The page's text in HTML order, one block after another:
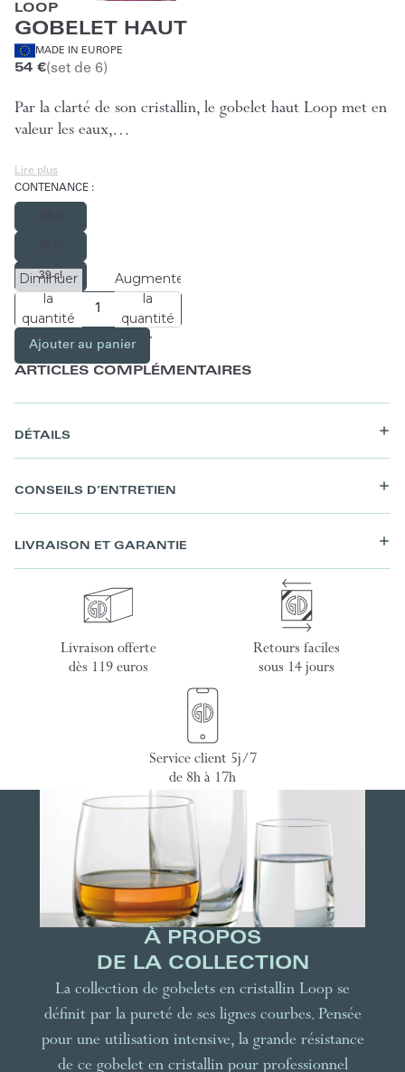
LOOP
GOBELET HAUT
MADE IN EUROPE
54 €(set de 6)
Par la clarté de son cristallin, le gobelet haut Loop met en
valeur les eaux,…
Lire plus
CONTENANCE :
39 cl
Diminuer
la
quantité
Augmenter
la
quantité
Ajouter au panier
ARTICLES COMPLÉMENTAIRES
DÉTAILS
CONSEILS D’ENTRETIEN
LIVRAISON ET GARANTIE
Livraison offerte
dès 119 euros
Retours faciles
sous 14 jours
Service client 5j/7
de 8h à 17h
À PROPOS
DE LA COLLECTION
La collection de gobelets en cristallin Loop se
définit par la pureté de ses lignes courbes. Pensée
pour une utilisation intensive, la grande résistance
de ce gobelet en cristallin pour professionnel